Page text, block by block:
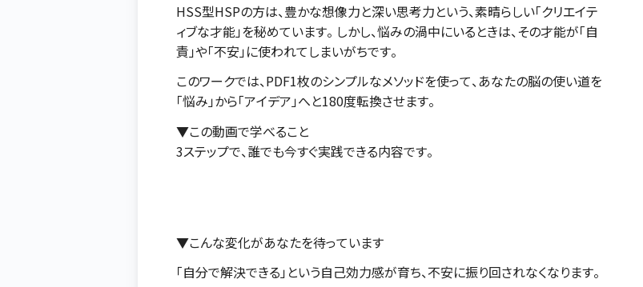
HSS型HSPの方は、豊かな想像力と深い思考力という、素晴らしい「クリエイテ
ィブな才能」を秘めています。 しかし、悩みの渦中にいるときは、その才能が「自
責」や「不安」に使われてしまいがちです。
このワークでは、PDF1枚のシンプルなメソッドを使って、あなたの脳の使い道を
「悩み」から「アイデア」へと180度転換させます。
▼この動画で学べること
3ステップで、誰でも今すぐ実践できる内容です。
▼こんな変化があなたを待っています
「自分で解決できる」という自己効力感が育ち、不安に振り回されなくなります。